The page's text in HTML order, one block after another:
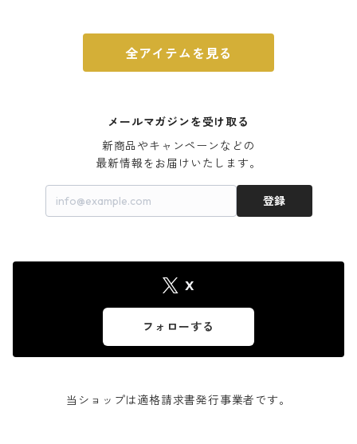
全アイテムを見る
メールマガジンを受け取る
新商品やキャンペーンなどの
最新情報をお届けいたします。
登録
X
フォローする
当ショップは適格請求書発行事業者です。